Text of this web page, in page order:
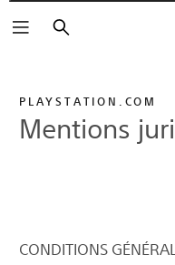
Rechercher
PLAYSTATION.COM
Mentions
CONDITIONS